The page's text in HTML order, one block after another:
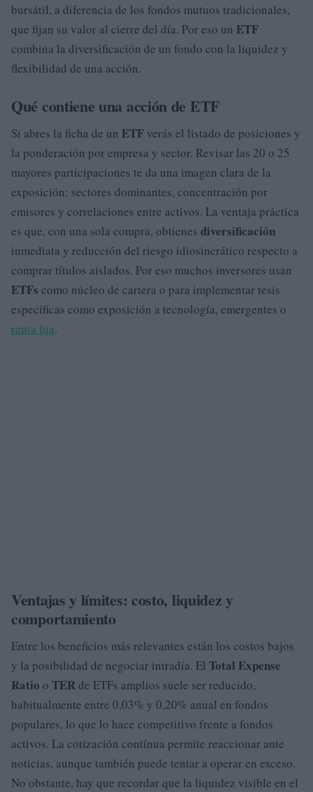
bursátil, a diferencia de los fondos mutuos tradicionales,
que fijan su valor al cierre del día. Por eso un ETF
combina la diversificación de un fondo con la liquidez y
flexibilidad de una acción.
Qué contiene una acción de ETF
Si abres la ficha de un ETF verás el listado de posiciones y
la ponderación por empresa y sector. Revisar las 20 o 25
mayores participaciones te da una imagen clara de la
exposición: sectores dominantes, concentración por
emisores y correlaciones entre activos. La ventaja práctica
es que, con una sola compra, obtienes diversificación
inmediata y reducción del riesgo idiosincrático respecto a
comprar títulos aislados. Por eso muchos inversores usan
ETFs como núcleo de cartera o para implementar tesis
específicas como exposición a tecnología, emergentes o
renta fija.
Ventajas y límites: costo, liquidez y
comportamiento
Entre los beneficios más relevantes están los costos bajos
y la posibilidad de negociar intradía. El Total Expense
Ratio o TERde ETFs amplios suele ser reducido,
habitualmente entre 0,03% y 0,20% anual en fondos
populares, lo que lo hace competitivo frente a fondos
activos. La cotización contínua permite reaccionar ante
noticias, aunque también puede tentar a operar en exceso.
No obstante, hay que recordar que la liquidez visible en el